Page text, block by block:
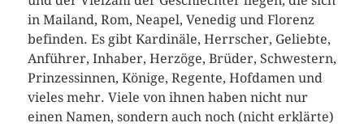
in Mailand, Rom, Neapel, Venedig und Florenz
befinden. Es gibt Kardinäle, Herrscher, Geliebte,
Anführer, Inhaber, Herzöge, Brüder, Schwestern,
Prinzessinnen, Könige, Regente, Hofdamen und
vieles mehr. Viele von ihnen haben nicht nur
einen Namen, sondern auch noch (nicht erklärte)